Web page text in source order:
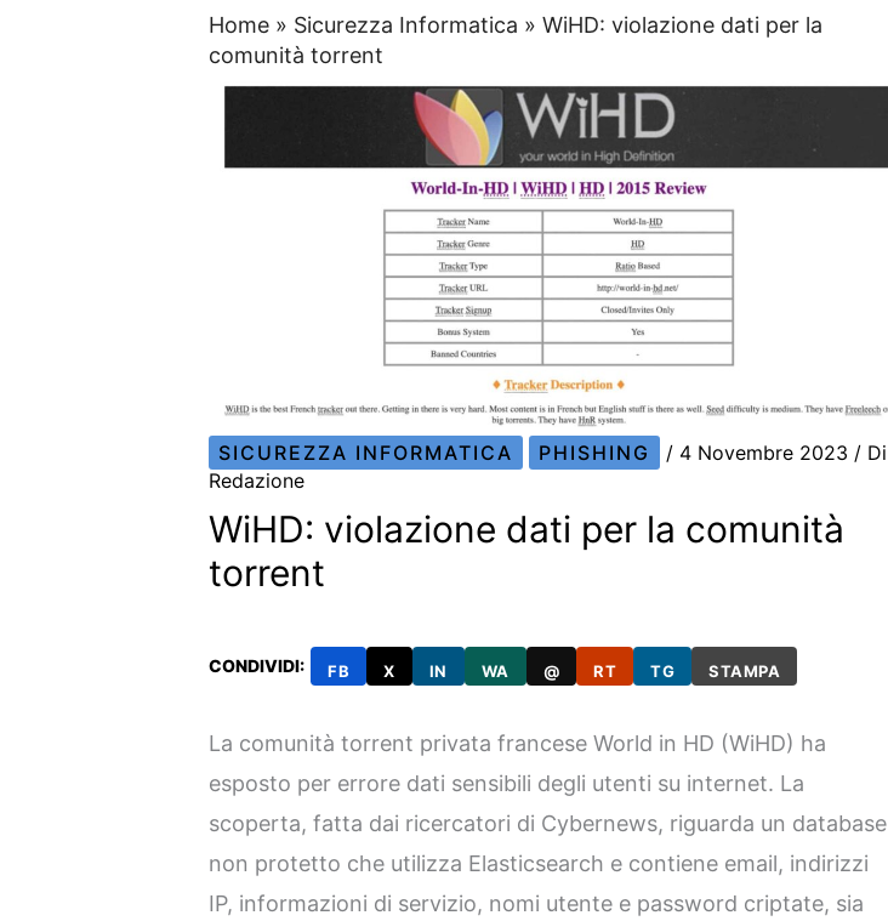
Home » Sicurezza Informatica »WiHD: violazione dati per la
comunità torrent
SICUREZZA INFORMATICA PHISHING / 4 Novembre 2023 / Di
Redazione
WiHD: violazione dati per la comunità
torrent
CONDIVIDI: FB X IN WA @ RT TG STAMPA
La comunità torrent privata francese World in HD (WiHD) ha
esposto per errore dati sensibili degli utenti su internet. La
scoperta, fatta dai ricercatori di Cybernews, riguarda un database
non protetto che utilizza Elasticsearch e contiene email, indirizzi
IP, informazioni di servizio, nomi utente e password criptate, sia